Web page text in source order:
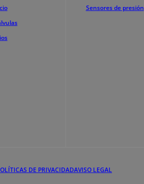
Sensores de presión
DE PRIVACIDADAVISO LEGAL